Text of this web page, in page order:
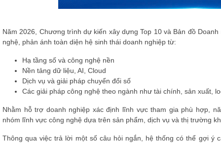
Năm 2026, Chương trình dự kiến xây dựngTop 10 và Bản đồ
nghệ, phản ánh toàn diện hệ sinh thái doanh nghiệp từ:
Hạ tầng số và công nghệ nền
Nền tảng dữ liệu, AI, Cloud
Dịch vụ và giải pháp chuyển đổi số
Các giải pháp công nghệ theo ngành như tài chính, sản xuất,
Nhằm hỗ trợ doanh nghiệp xác định lĩnh vực tham gia phù hợp,
nhóm lĩnh vực công nghệ dựa trên sản phẩm, dịch vụ và thị trường
Thông qua việc trả lời một số câu hỏi ngắn, hệ thống có thể gợi ý